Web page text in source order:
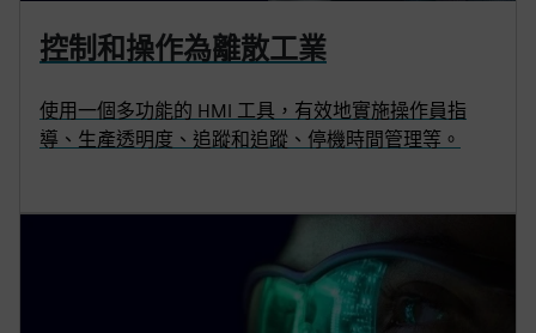
控制和操作為離散工業
使用一個多功能的 HMI 工具，有效地實施操作員指
導、生產透明度、追蹤和追蹤、停機時間管理等。